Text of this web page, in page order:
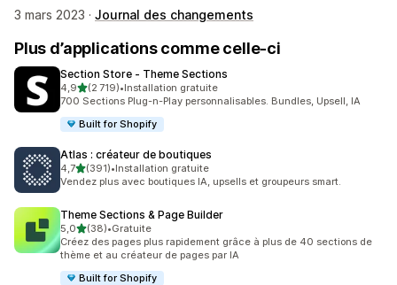
3 mars 2023 · Journal des changements
Plus d’applications comme celle-ci
Section Store ‑ Theme Sections
4,9étoile(s) sur 5
(2 719)
2719 avis au total
•Installation gratuite
700 Sections Plug-n-Play personnalisables. Bundles, Upsell, IA
Built for Shopify
Atlas : créateur de boutiques
4,7étoile(s) sur 5
(391)
391 avis au total
•Installation gratuite
Vendez plus avec boutiques IA, upsells et groupeurs smart.
Theme Sections & Page Builder
5,0étoile(s) sur 5
(38)
38 avis au total
•Gratuite
Créez des pages plus rapidement grâce à plus de 40 sections de
thème et au créateur de pages par IA
Built for Shopify